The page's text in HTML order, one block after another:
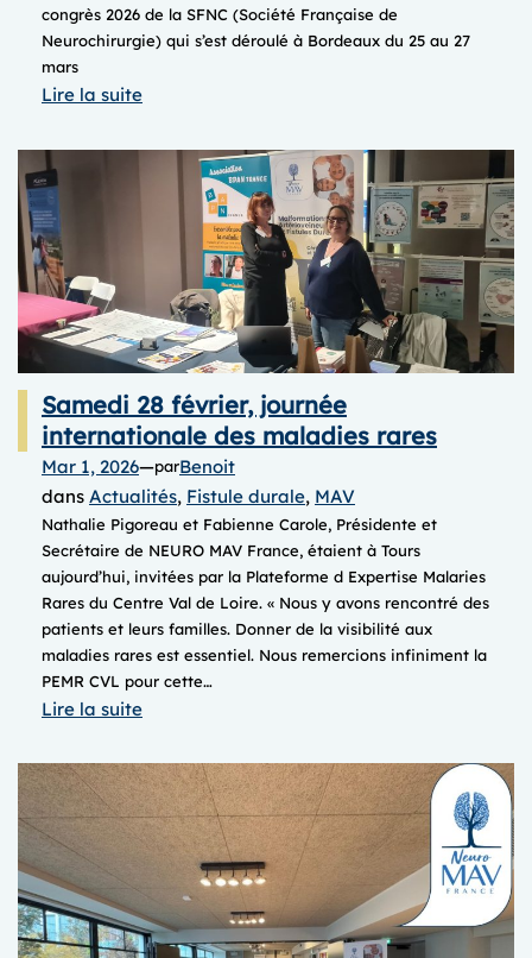
congrès 2026 de la SFNC (Société Française de
Neurochirurgie) qui s’est déroulé à Bordeaux du 25 au 27
mars
Lire la suite:
SFNC
Bordeaux
Samedi 28 février, journée
internationale des maladies rares
Mar 1, 2026—parBenoit
dans Actualités, Fistule durale, MAV
Nathalie Pigoreau et Fabienne Carole, Présidente et
Secrétaire de NEURO MAV France, étaient à Tours
aujourd’hui, invitées par la Plateforme d Expertise Malaries
Rares du Centre Val de Loire. « Nous y avons rencontré des
patients et leurs familles. Donner de la visibilité aux
maladies rares est essentiel. Nous remercions infiniment la
PEMR CVL pour cette…
Lire la suite:
28
février,
journée
internationale
maladies
rares